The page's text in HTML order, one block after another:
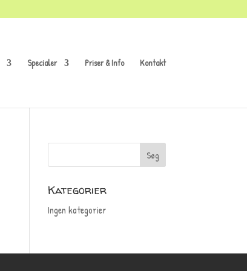
Specialer Priser & Info Kontakt
Kategorier
Ingen kategorier